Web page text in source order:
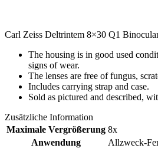
Carl Zeiss Deltrintem 8×30 Q1
The housing is in good used
signs of wear.
The lenses are free of fungus,
Includes carrying strap and case.
Sold as pictured and described,
Zusätzliche Information
Maximale Vergrößerung 8x
Anwendung
Allzweck-